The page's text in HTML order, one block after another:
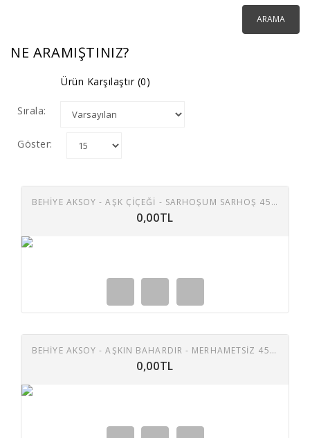
NE ARAMIŞTINIZ?
Ürün Karşılaştır (0)
Sırala:
Göster:
BEHIYE AKSOY - AŞK ÇIÇEĞI - SARHOŞUM SARHOŞ 45 LIK PLAK
0,00TL
BEHIYE AKSOY - AŞKIN BAHARDIR - MERHAMETSIZ 45 LIK PLAK
0,00TL